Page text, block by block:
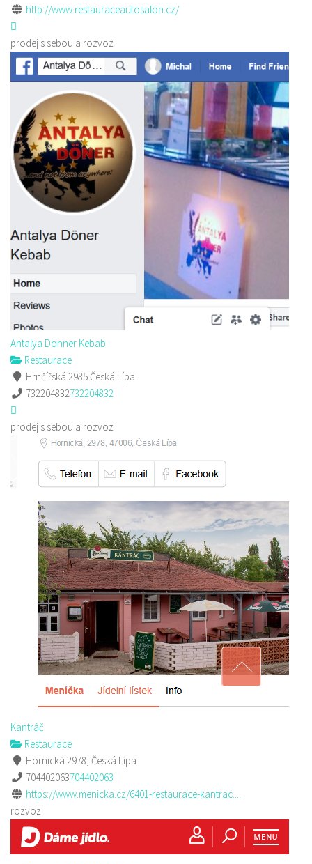
http://www.restauraceautosalon.cz/
prodej s sebou a rozvoz
Antalya Donner Kebab
Restaurace
Hrnčířská 2985 Česká Lípa
732204832732204832
prodej s sebou a rozvoz
Kantráč
Restaurace
Hornická 2978, Česká Lípa
704402063704402063
https://www.menicka.cz/6401-restaurace-kantrac....
rozvoz